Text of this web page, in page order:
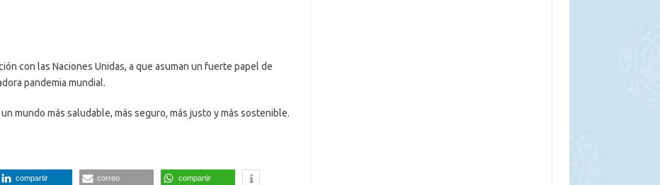
con las Naciones Unidas, a que asuman un fuerte papel de
pandemia mundial.
mundo más saludable, más seguro, más justo y más sostenible.
compartir correo compartir